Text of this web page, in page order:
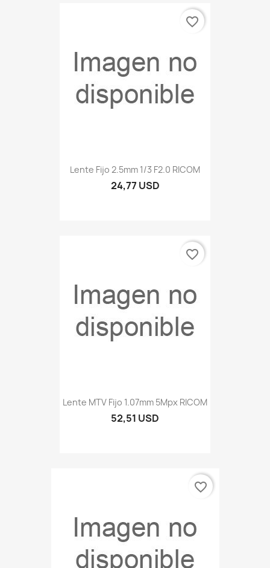
Lente Fijo 2.5mm 1/3 F2.0 RICOM
24,77 USD
favorite_border
Lente MTV Fijo 1.07mm 5Mpx RICOM
52,51 USD
favorite_border
favorite_border